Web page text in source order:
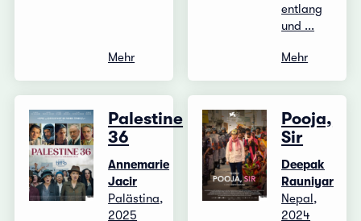
Mehr
entlang
und ...
Mehr
Palestine
36
Annemarie
Jacir
Palästina,
2025
Pooja,
Sir
Deepak
Rauniyar
Nepal,
2024